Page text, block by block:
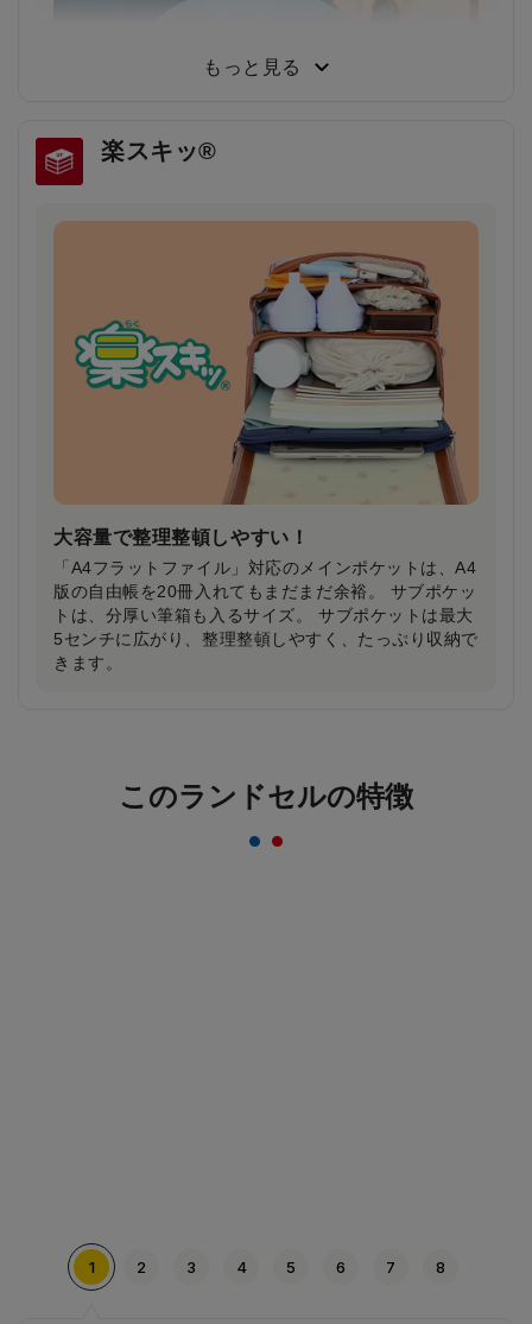
った結果、約80％が「楽ッションで通学したい」と回
雨の日や薄暗い夕方でもドライバーの注意を引
き安全・安心
雨で視界が悪い日や夕暮れ時に、ランドセルのふちが
ピカッと光り、ドライバーの注意を引きます。
一般的な反射材はシルバーカラーが多いのに対し、安
ピカッは素材の上に特殊加工を施すことにより、素材
もっと見る
楽スキッ®
大容量で整理整頓しやすい！
「A4フラットファイル」対応のメインポケットは、A4
版の自由帳を20冊入れてもまだまだ余裕。 サブポケッ
トは、分厚い筆箱も入るサイズ。 サブポケットは最大
5センチに広がり、整理整頓しやすく、たっぷり収納で
きます。
このランドセルの特徴
1 2 3 4 5 6 7 8